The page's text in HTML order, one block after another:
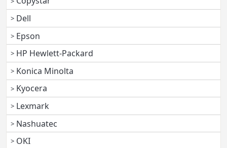
Dell
Epson
HP Hewlett-Packard
Konica Minolta
Kyocera
Lexmark
Nashuatec
OKI